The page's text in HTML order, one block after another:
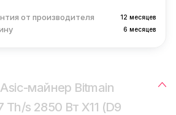
от производителя 12 месяцев
6 месяцев
Asic-майнер Bitmain
Th/s 2850 Вт X11 (D9